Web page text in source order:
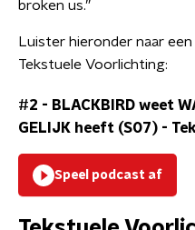
broken us.”
Luister hieronder naar
Tekstuele Voorlichting:
#2 - BLACKBIRD weet
GELIJK heeft (S07) -
Speel podcast af